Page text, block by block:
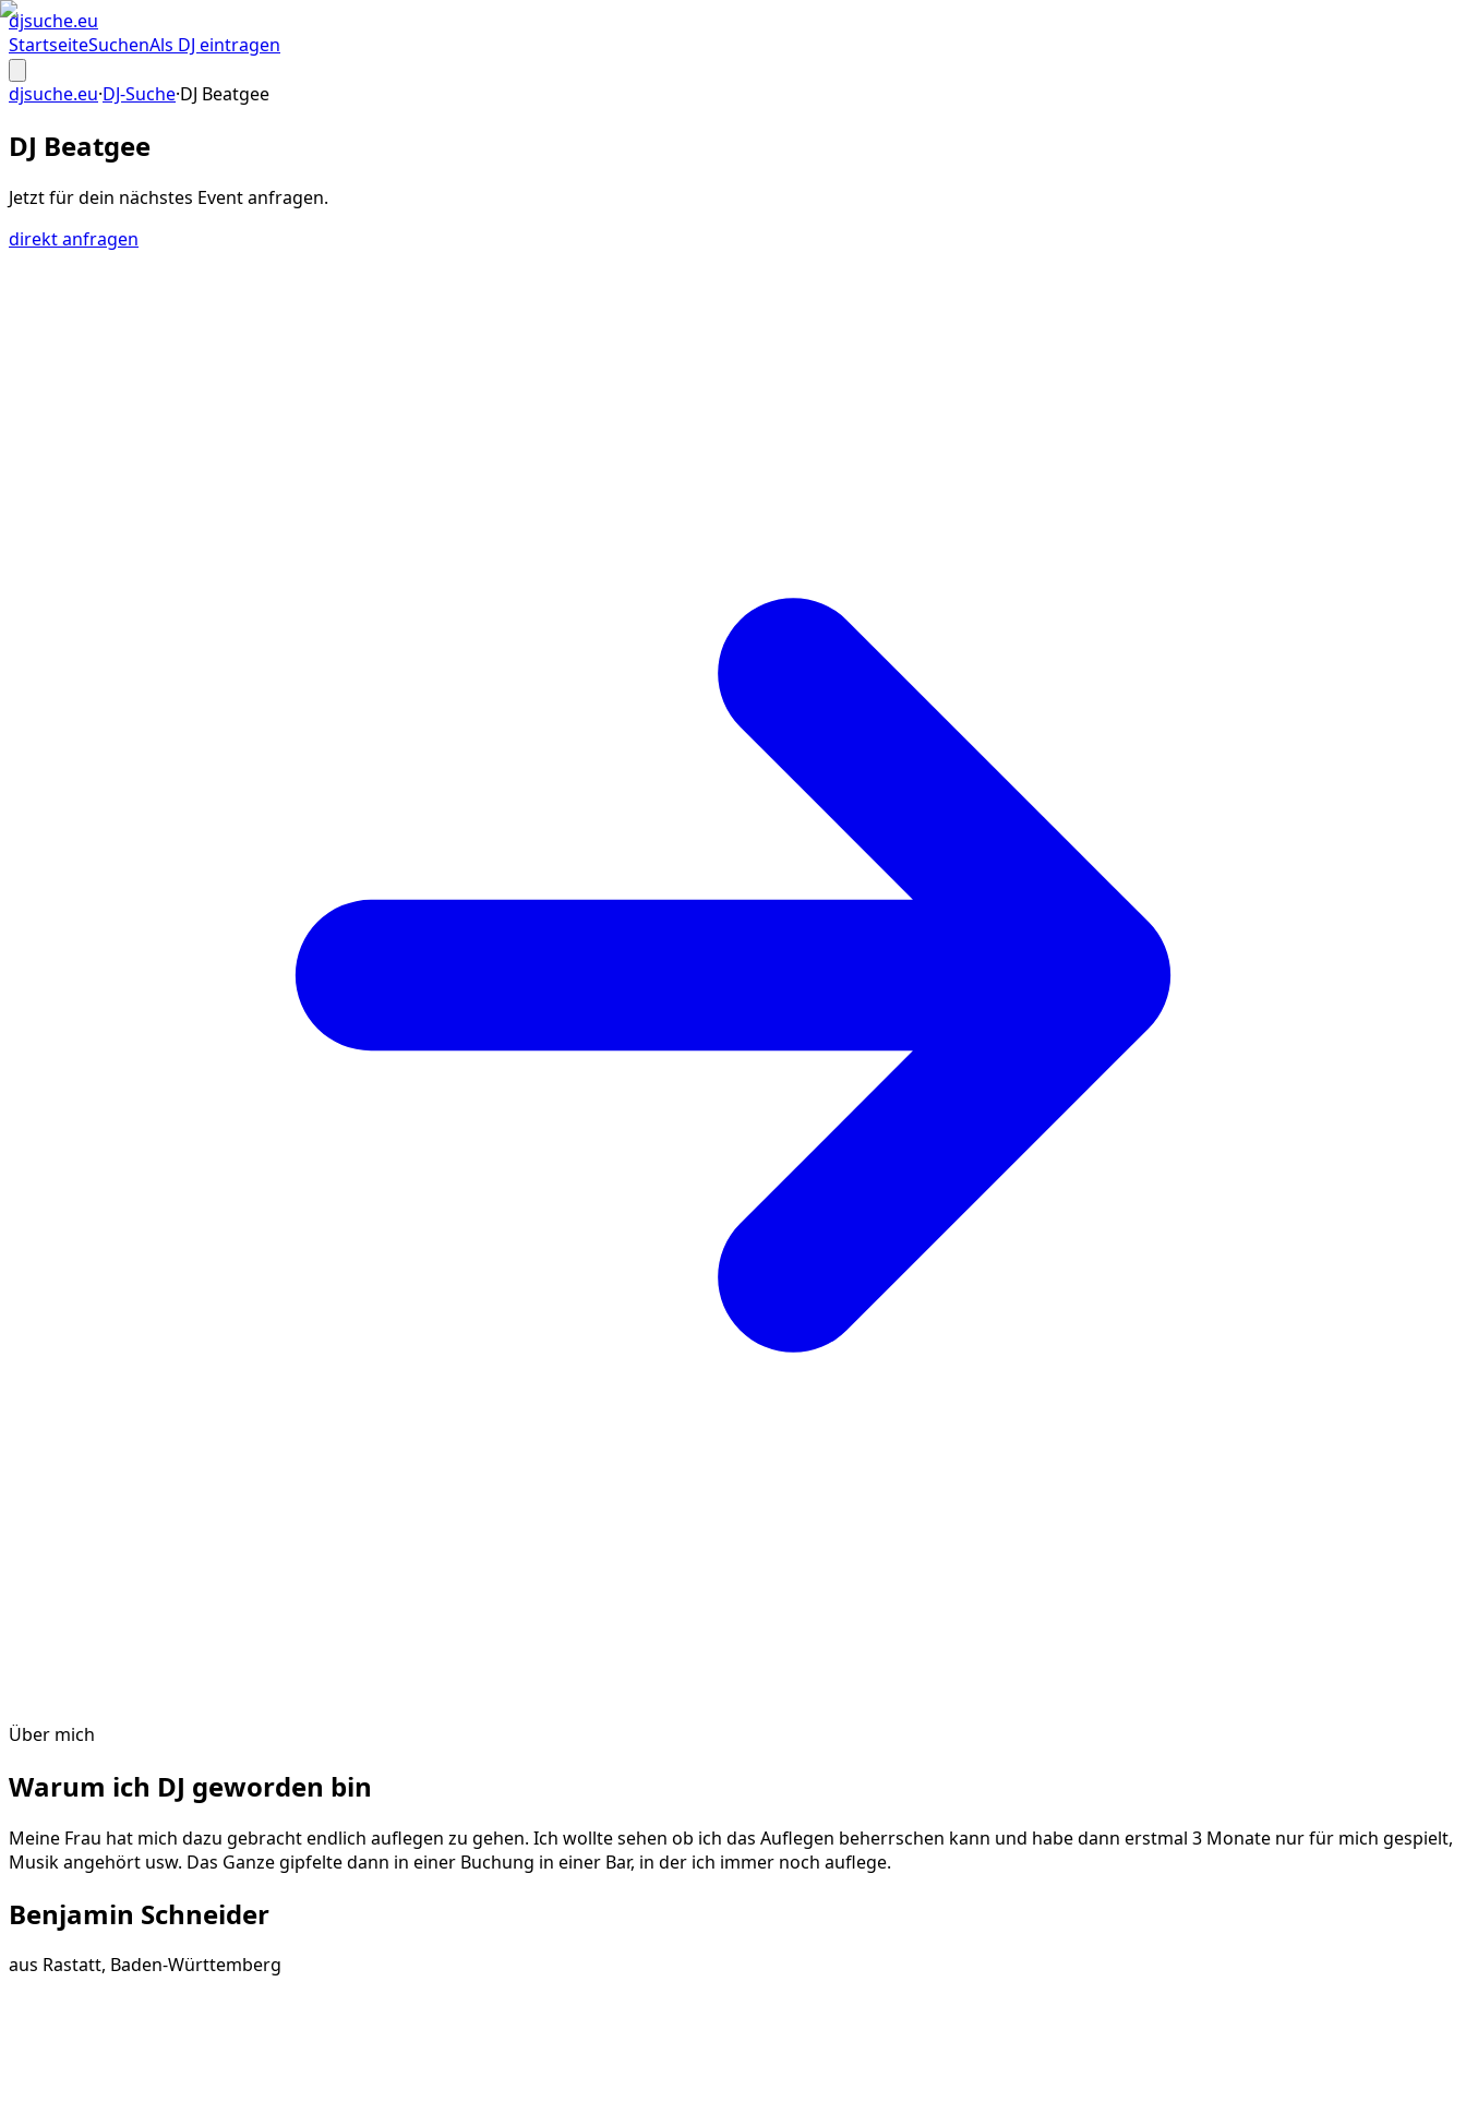
djsuche.eu
StartseiteSuchenAls DJ eintragen
djsuche.eu·DJ-Suche·DJ Beatgee
DJ Beatgee
Jetzt für dein nächstes Eventanfragen.
direkt anfragen
Über mich
Warum ich DJ geworden bin
Meine Frau hat mich dazu gebracht endlich auflegen zu gehen. Ich wollte sehen ob ich das Auflegen beherrschen kann und habe dann erstmal 3 Monate nur für mich gespielt,
Musik angehört usw. Das Ganze gipfelte dann in einer Buchung in einer Bar, in der ich immer noch auflege.
Benjamin Schneider
aus Rastatt, Baden-Württemberg